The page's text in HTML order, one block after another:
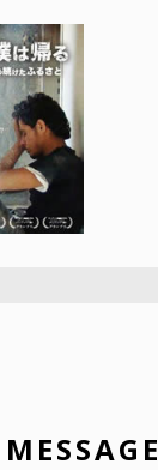
MESSAGE